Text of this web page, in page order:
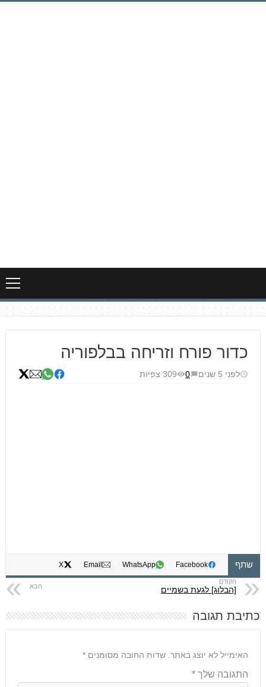
לדלג
כדור פורח וזריחה בבלפוריה
לפני 5 שנים 0 309 צפיות
שתף Facebook
WhatsApp
Email
X
[הבלוג] לגעת בשמיים
כתיבת תגובה
האימייל לא יוצג באתר. שדות החובה מסומנים *
התגובה שלך *